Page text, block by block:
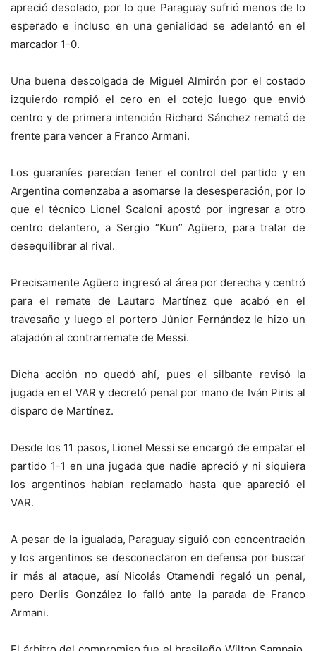
apreció desolado, por lo que Paraguay sufrió menos de lo
esperado e incluso en una genialidad se adelantó en el
marcador 1-0.
Una buena descolgada de Miguel Almirón por el costado
izquierdo rompió el cero en el cotejo luego que envió
centro y de primera intención Richard Sánchez remató de
frente para vencer a Franco Armani.
Los guaraníes parecían tener el control del partido y en
Argentina comenzaba a asomarse la desesperación, por lo
que el técnico Lionel Scaloni apostó por ingresar a otro
centro delantero, a Sergio “Kun” Agüero, para tratar de
desequilibrar al rival.
Precisamente Agüero ingresó al área por derecha y centró
para el remate de Lautaro Martínez que acabó en el
travesaño y luego el portero Júnior Fernández le hizo un
atajadón al contrarremate de Messi.
Dicha acción no quedó ahí, pues el silbante revisó la
jugada en el VAR y decretó penal por mano de Iván Piris al
disparo de Martínez.
Desde los 11 pasos, Lionel Messi se encargó de empatar el
partido 1-1 en una jugada que nadie apreció y ni siquiera
los argentinos habían reclamado hasta que apareció el
VAR.
A pesar de la igualada, Paraguay siguió con concentración
y los argentinos se desconectaron en defensa por buscar
ir más al ataque, así Nicolás Otamendi regaló un penal,
pero Derlis González lo falló ante la parada de Franco
Armani.